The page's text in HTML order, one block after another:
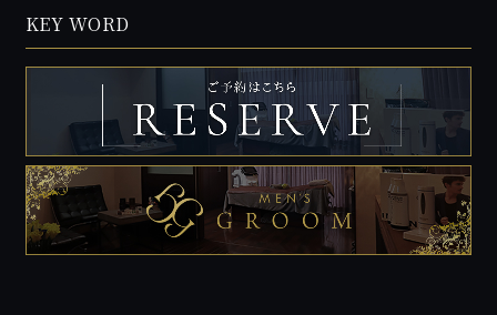
KEY WORD